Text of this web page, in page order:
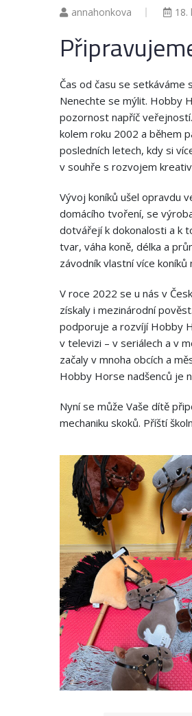
annahonkova 18.
Čas od času se
Nenechte se mýlit. Hobby
pozornost napříč
kolem roku 2002 a během
posledních letech, kdy si
v souhře s rozvojem
Vývoj koníků ušel opravdu
domácího tvoření, se
dotvářejí k dokonalosti a k
tvar, váha koně, délka a
závodník vlastní více koníků
V roce 2022 se u nás v
získaly i mezinárodní
podporuje a rozvíjí Hobby
v televizi – v seriálech a v
začaly v mnoha obcích a
Hobby Horse nadšenců je
Nyní se může Vaše dítě
mechaniku skoků. Příští